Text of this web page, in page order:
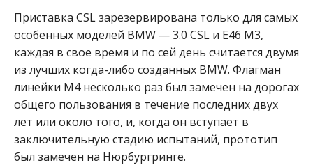
Приставка CSL зарезервирована только для самых
особенных моделей BMW — 3.0 CSL и E46 M3,
каждая в свое время и по сей день считается двумя
из лучших когда-либо созданных BMW. Флагман
линейки M4 несколько раз был замечен на дорогах
общего пользования в течение последних двух
лет или около того, и, когда он вступает в
заключительную стадию испытаний, прототип
был замечен на Нюрбургринге.